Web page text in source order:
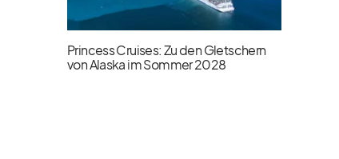
Princess Cruises: Zu den Gletschern
von Alaska im Sommer 2028